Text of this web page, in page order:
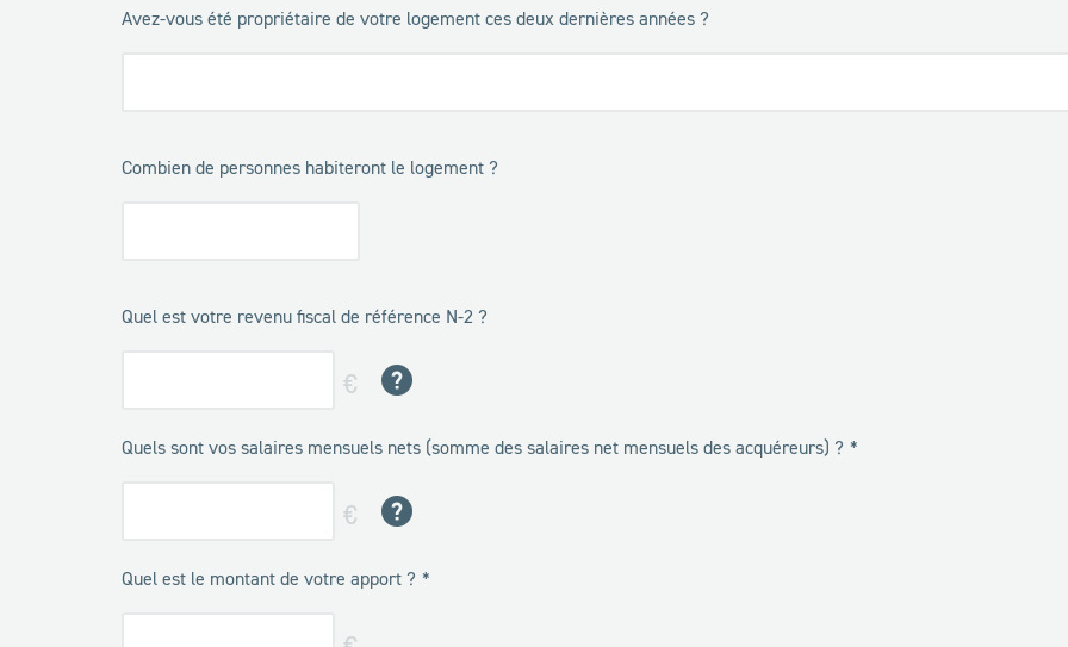
Avez-vous été propriétaire de votre logement ces deux dernières années ?
Combien de personnes habiteront le logement ?
Quel est votre revenu fiscal de référence N-2 ?
€
Quels sont vos salaires mensuels nets (somme des salaires net mensuels des acquéreurs) ?
€
Quel est le montant de votre apport ?